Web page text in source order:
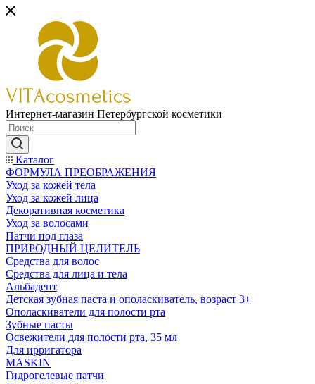
Интернет-магазин Петербургской косметики
Каталог
ФОРМУЛА ПРЕОБРАЖЕНИЯ
Уход за кожей тела
Уход за кожей лица
Декоративная косметика
Уход за волосами
Патчи под глаза
ПРИРОДНЫЙ ЦЕЛИТЕЛЬ
Средства для волос
Средства для лица и тела
Альбадент
Детская зубная паста и ополаскиватель, возраст 3+
Ополаскиватели для полости рта
Зубные пасты
Освежители для полости рта, 35 мл
Для ирригатора
MASKIN
Гидрогелевые патчи